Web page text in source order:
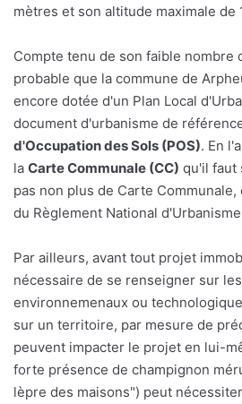
mètres et son altitude maximale de
Compte tenu de son faible nombre
probable que la commune de
encore dotée d'un Plan Local
document d'urbanisme de
d'Occupation des Sols (POS). En
la Carte Communale (CC) qu'il faut
pas non plus de Carte
du Règlement National
Par ailleurs, avant tout projet
nécessaire de se renseigner sur
environnemenaux ou
sur un territoire, par mesure de
peuvent impacter le projet en lui-
forte présence de champignon
lèpre des maisons") peut